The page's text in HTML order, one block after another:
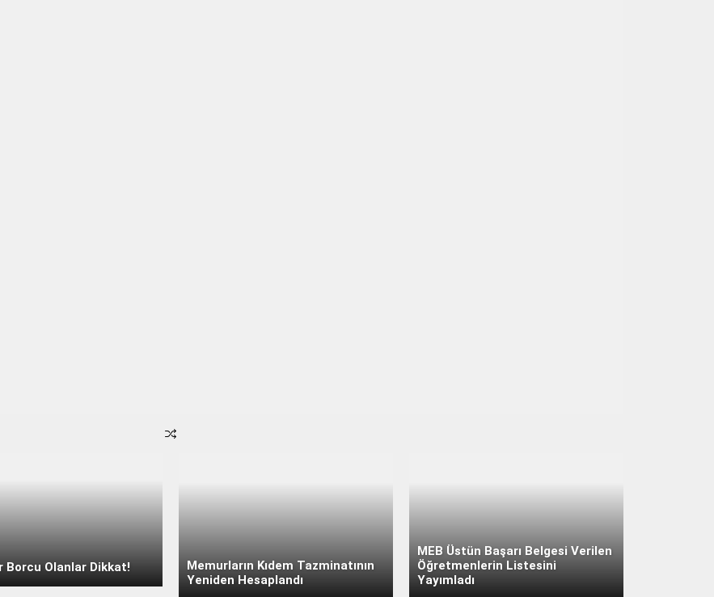
Borcu Olanlar Dikkat!
Memurların Kıdem Tazminatının
Yeniden Hesaplandı
MEB Üstün Başarı Belgesi Verilen
Öğretmenlerin Listesini
Yayımladı